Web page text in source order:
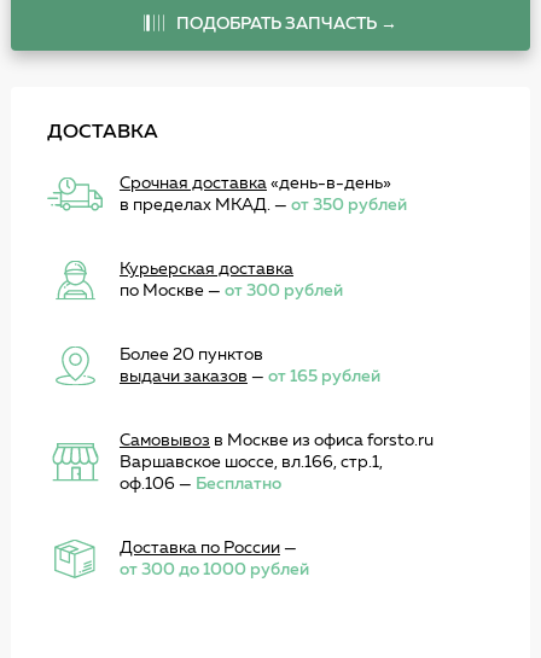
ПОДОБРАТЬ ЗАПЧАСТЬ →
ДОСТАВКА
Срочная доставка«день-в-день»
в пределах МКАД. — от 350 рублей
Курьерская доставка
по Москве — от 300 рублей
Более 20 пунктов
выдачи заказов — от 165 рублей
Самовывоз в Москве из офиса forsto.ru
Варшавское шоссе, вл.166, стр.1,
оф.106 — Бесплатно
Доставка по России—
от 300 до 1000 рублей